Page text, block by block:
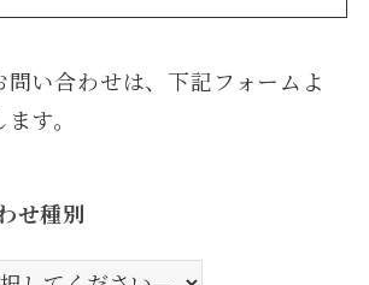
い合わせは、下記フォームよ
す。
せ種別